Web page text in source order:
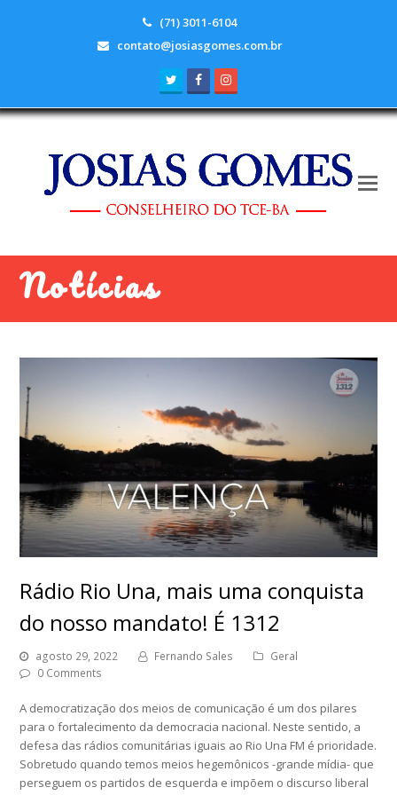
(71) 3011-6104
contato@josiasgomes.com.br
TwitterFacebook
Notícias
Rádio Rio Una, mais uma conquista
do nosso mandato! É 1312
agosto 29, 2022 Fernando Sales
Geral
0 Comments
A democratização dos meios de comunicação é um dos pilares
para o fortalecimento da democracia nacional. Neste sentido, a
defesa das rádios comunitárias iguais ao Rio Una FM é prioridade.
Sobretudo quando temos meios hegemônicos -grande mídia- que
perseguem os partidos de esquerda e impõem o discurso liberal